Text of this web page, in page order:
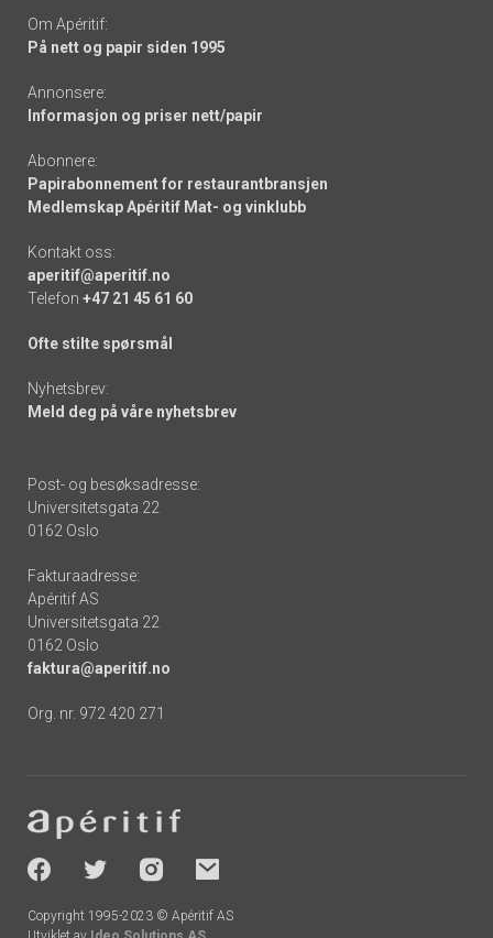
Om Apéritif:
På nett og papir siden 1995
Annonsere:
Informasjon og priser nett/papir
Abonnere:
Papirabonnement for restaurantbransjen
Medlemskap Apéritif Mat- og vinklubb
Kontakt oss:
aperitif@aperitif.no
Telefon +47 21 45 61 60
Ofte stilte spørsmål
Nyhetsbrev:
Meld deg på våre nyhetsbrev
Post- og besøksadresse:
Universitetsgata 22
0162 Oslo
Fakturaadresse:
Apéritif AS
Universitetsgata 22
0162 Oslo
faktura@aperitif.no
Org. nr. 972 420 271
-
socials
Copyright 1995-2023 © Apéritif AS